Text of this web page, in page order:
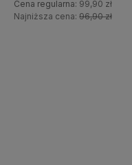
Cena regularna: 99,90 zł
Najniższa cena: 96,90 zł